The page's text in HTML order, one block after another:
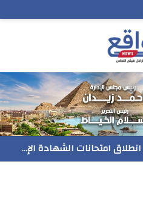
مدير تعليم البحر الاحمر يتابع انطلاق امتحانات الشهادة الإعدادية ويؤكد: الانضباط